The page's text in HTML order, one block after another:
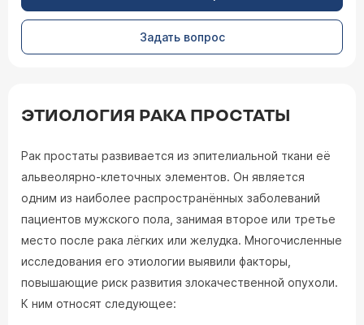
Задать вопрос
ЭТИОЛОГИЯ РАКА ПРОСТАТЫ
Рак простаты развивается из эпителиальной ткани её
альвеолярно-клеточных элементов. Он является
одним из наиболее распространённых заболеваний
пациентов мужского пола, занимая второе или третье
место после рака лёгких или желудка. Многочисленные
исследования его этиологии выявили факторы,
повышающие риск развития злокачественной опухоли.
К ним относят следующее: